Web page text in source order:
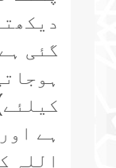
گئی
ہے
اللہ